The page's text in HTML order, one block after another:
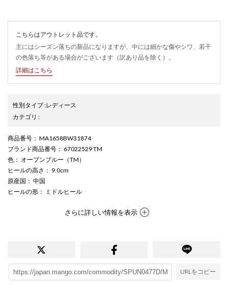
こちらはアウトレット品です。
主にはシーズン落ちの新品になりますが、中には細かな傷やシワ、若干
の色落ち等がある場合がございます（訳あり品を除く）。
詳細はこちら
性別タイプ:レディース
カテゴリ :
商品番号 ： MA1658BW31874
ブランド商品番号 ： 67022529 TM
色 ： オープンブルー（TM）
ヒールの高さ ： 9.0cm
原産国 ： 中国
ヒールの形 ： ミドルヒール
さらに詳しい情報を表示
URLをコピー